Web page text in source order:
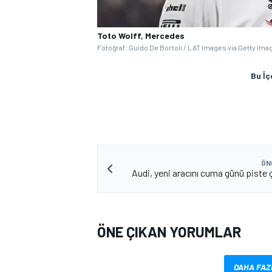
Toto Wolff, Mercedes
Fotoğraf: Guido De Bortoli / LAT Images via Getty
Bu
Audi, yeni aracını cuma günü piste
ÖNE ÇIKAN YORUMLAR
DAHA